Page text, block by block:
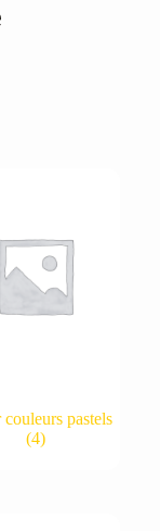
couleurs pastels
(4)